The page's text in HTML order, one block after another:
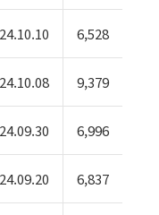
6,528
9,379
6,996
6,837